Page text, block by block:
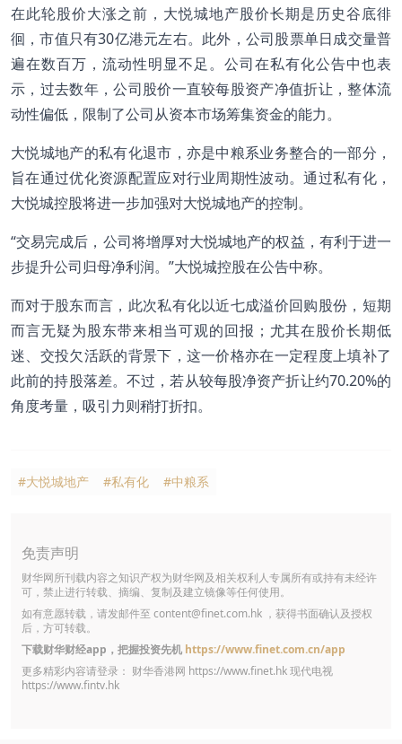
在此轮股价大涨之前，大悦城地产股价长期是历史谷底徘
徊，市值只有30亿港元左右。此外，公司股票单日成交量普
遍在数百万，流动性明显不足。公司在私有化公告中也表
示，过去数年，公司股价一直较每股资产净值折让，整体流
动性偏低，限制了公司从资本市场筹集资金的能力。
大悦城地产的私有化退市，亦是中粮系业务整合的一部分，
旨在通过优化资源配置应对行业周期性波动。通过私有化，
大悦城控股将进一步加强对大悦城地产的控制。
“交易完成后，公司将增厚对大悦城地产的权益，有利于进一
步提升公司归母净利润。”大悦城控股在公告中称。
而对于股东而言，此次私有化以近七成溢价回购股份，短期
而言无疑为股东带来相当可观的回报；尤其在股价长期低
迷、交投欠活跃的背景下，这一价格亦在一定程度上填补了
此前的持股落差。不过，若从较每股净资产折让约70.20%的
角度考量，吸引力则稍打折扣。
#大悦城地产 #私有化 #中粮系
免责声明
财华网所刊载内容之知识产权为财华网及相关权利人专属所有或持有未经许
可，禁止进行转载、摘编、复制及建立镜像等任何使用。
如有意愿转载，请发邮件至 content@finet.com.hk ，获得书面确认及授权
后，方可转载。
下载财华财经app，把握投资先机 https://www.finet.com.cn/app
更多精彩内容请登录： 财华香港网 https://www.finet.hk现代电视
https://www.fintv.hk